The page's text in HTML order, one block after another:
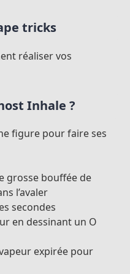
tricks
réaliser vos
Inhale ?
figure pour faire ses
grosse bouffée de
l’avaler
secondes
en dessinant un O
expirée pour